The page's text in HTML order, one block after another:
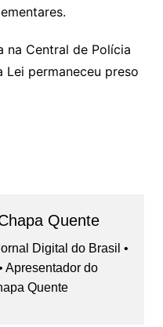
na Central de Polícia
permaneceu preso
Quente
Digital do Brasil •
Apresentador do
Quente